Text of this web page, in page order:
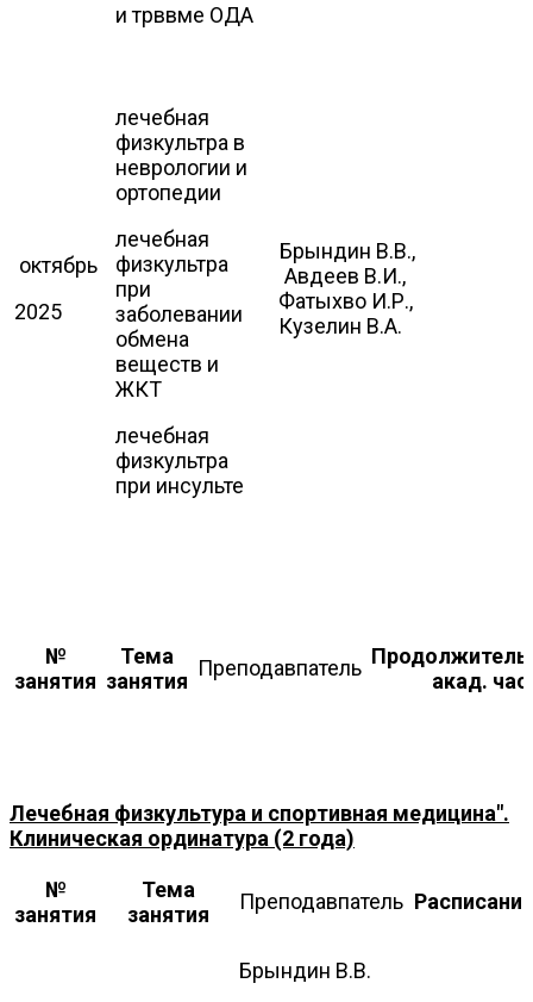
и трввме ОДА
октябрь
2025
лечебная
физкультра в
неврологии и
ортопедии
лечебная
физкультра
при
заболевании
обмена
веществ и
ЖКТ
лечебная
физкультра
при инсульте
Брындин В.В.,
Авдеев В.И.,
Фатыхво И.Р.,
Кузелин В.А.
№
занятия
Тема
занятия
Преподавпатель
акад. час.
Лечебная физкультура и спортивная медицина".
Клиническая ординатура (2 года)
№
занятия
Тема
занятия
Преподавпатель Расписание
Брындин В.В.